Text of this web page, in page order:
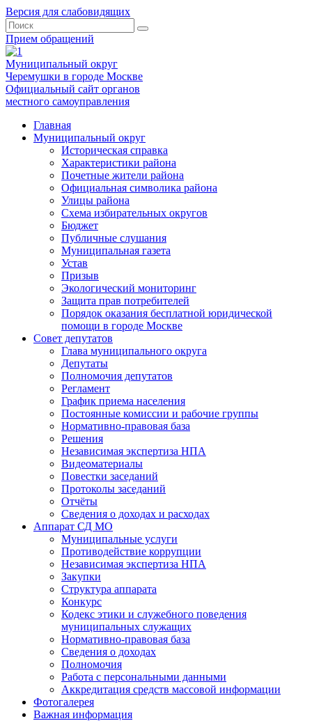
Версия для слабовидящих
Прием обращений
Муниципальный округ
Черемушки в городе Москве
Официальный сайт органов
местного самоуправления
Главная
Муниципальный округ
Историческая справка
Характеристики района
Почетные жители района
Официальная символика района
Улицы района
Схема избирательных округов
Бюджет
Публичные слушания
Муниципальная газета
Устав
Призыв
Экологический мониторинг
Защита прав потребителей
Порядок оказания бесплатной юридической
помощи в городе Москве
Совет депутатов
Глава муниципального округа
Депутаты
Полномочия депутатов
Регламент
График приема населения
Постоянные комиссии и рабочие группы
Нормативно-правовая база
Решения
Независимая экспертиза НПА
Видеоматериалы
Повестки заседаний
Протоколы заседаний
Отчёты
Сведения о доходах и расходах
Аппарат СД МО
Муниципальные услуги
Противодействие коррупции
Независимая экспертиза НПА
Закупки
Структура аппарата
Конкурс
Кодекс этики и служебного поведения
муниципальных служащих
Нормативно-правовая база
Сведения о доходах
Полномочия
Работа с персональными данными
Аккредитация средств массовой информации
Фотогалерея
Важная информация